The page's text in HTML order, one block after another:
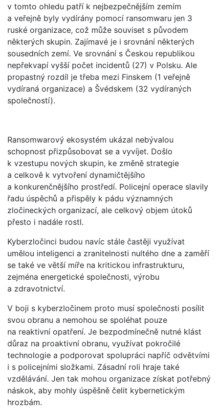
v tomto ohledu patří k nejbezpečnějším zemím
a veřejně byly vydírány pomocí ransomwaru jen 3
ruské organizace, což může souviset s původem
některých skupin. Zajímavé je i srovnání některých
sousedních zemí. Ve srovnání s Českou republikou
nepřekvapí vyšší počet incidentů (27) v Polsku. Ale
propastný rozdíl je třeba mezi Finskem (1 veřejně
vydíraná organizace) a Švédskem (32 vydíraných
společností).
Ransomwarový ekosystém ukázal nebývalou
schopnost přizpůsobovat se a vyvíjet. Došlo
k vzestupu nových skupin, ke změně strategie
a celkově k vytvoření dynamičtějšího
a konkurenčnějšího prostředí. Policejní operace slavily
řadu úspěchů a přispěly k pádu významných
zločineckých organizací, ale celkový objem útoků
přesto i nadále rostl.
Kyberzločinci budou navíc stále častěji využívat
umělou inteligenci a zranitelnosti nultého dne a zaměří
se také ve větší míře na kritickou infrastrukturu,
zejména energetické společnosti, výrobu
a zdravotnictví.
V boji s kyberzločinem proto musí společnosti posílit
svou obranu a nemohou se spoléhat pouze
na reaktivní opatření. Je bezpodmínečně nutné klást
důraz na proaktivní obranu, využívat pokročilé
technologie a podporovat spolupráci napříč odvětvími
i s policejními složkami. Zásadní roli hraje také
vzdělávání. Jen tak mohou organizace získat potřebný
náskok, aby mohly úspěšně čelit kybernetickým
hrozbám.